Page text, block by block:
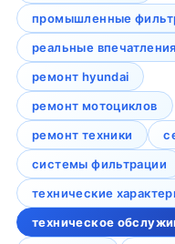
промышленные
реальные впечатления
ремонт hyundai
ремонт мотоциклов
ремонт техники
системы фильтрации
технические
техническое